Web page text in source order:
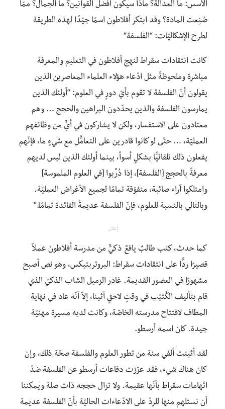
الأسس: ما العدالة؟ ماذا سيكون أفضلُ القوانين؟ ما الجمال؟ ممّا
صُنِعت المادة؟ وقد ابتكر أفلاطون اسمًا جيّدًا لهذه الطريقة
لطرح الإشكاليّات: “الفلسفة”
كانت انتقادات سقراط لنهج أفلاطون في التعليم والمعرفة
مباشرة وملحوظةً مثل ادّعاء هؤلاء العلماء المعاصرين الذين
يقولون أنّ الفلسفة لا تقوم بأيّ دورٍ في العلوم: “أولئك الذين
يمارسون الفلسفة والذين يحدّدون البراهين والحجج … وهم
معتادون على الاستفسار، ولكن لا يشاركون في أيٍّ من وظائفهم
العمليّة، … حتّى لو كانوا قادرين على التعامُّل مع شيءٍ ما، فإنّهم
يفعلون ذلك تلقائيًّا بشكلٍ أسوأ، بينما أولئك الذين ليس لديهم
معرفةً بالحجج [الفلسفة]، إذا دُرِّبوا [في العلوم الملموسة]
وامتلكوا آراء صائبة، متفوّقة تمامًا لجميع الأغراض العمليّة.
وبالتالي بالنسبة للعلوم، فإنّ الفلسفة عديمةُ الفائدة تمامًا.”
إعلان
كما حدث، كتب طالبٌ يافعٌ ذكيٌّ من مدرسة أفلاطون عملاً
قصيرًا ردًّا على انتقادات سقراط: البروتربتيكس، وهو نص أصبح
مشهورًا في العصور القديمة. غادر الزميل الشاب الذكيّ الذي
قام بتأليف الكُتيّب في وقتٍ لاحقٍ أثينا، إلاّ أنّه عاد في نهاية
المطاف لافتتاح مدرسته الخاصّة، وكانت لديه مسيرة مهنيّة
جيدة. كان اسمه أرسطو.
لقد أثبتت ألفي سنة من تطور العلوم والفلسفة صحّة ذلك، وإن
كان هناك شيء، فقد عزّزت دفاعات أرسطو عن الفلسفة ضدّ
اتّهامات سقراط بأنّها عقيمة. ولا تزال حججه ذات صلة ويمكننا
أن نستلهم منها للردّ على الادّعاءات الحاليّة بأنّ الفلسفة عديمة